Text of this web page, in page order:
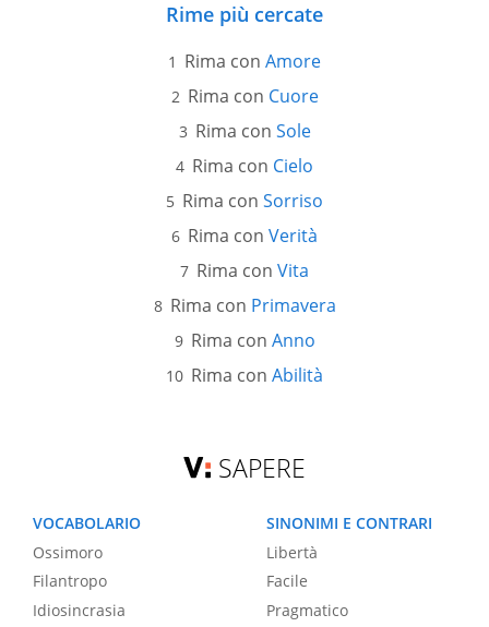
Rime più cercate
Rima con Amore
Rima con Cuore
Rima con Sole
Rima con Cielo
Rima con Sorriso
Rima con Verità
Rima con Vita
Rima con Primavera
Rima con Anno
Rima con Abilità
SAPERE
VOCABOLARIO
Ossimoro
Filantropo
Idiosincrasia
SINONIMI E CONTRARI
Libertà
Facile
Pragmatico